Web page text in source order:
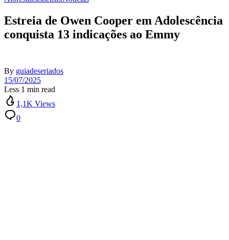
Estreia de Owen Cooper em Adolescência
conquista 13 indicações ao Emmy
By guiadeseriados
15/07/2025
Less 1 min read
1,1K Views
0